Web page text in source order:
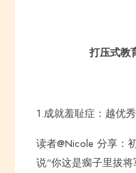
打压式教
1.成就羞耻症：越优
读者@Nicole 分享：
说“你这是瘸子里拔将